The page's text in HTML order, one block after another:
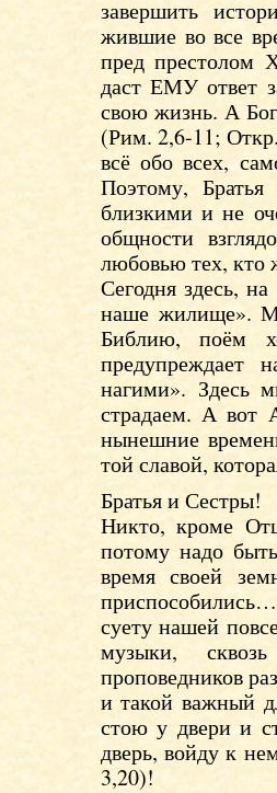
завершить
жившие во все
пред
даст ЕМУ ответ
свою жизнь. А
(Рим. 2,6-11;
всё обо всех,
Поэтому,
близкими и не
общности
любовью тех, кто
Сегодня здесь,
наше жилище».
Библию, поём
предупреждает
нагими». Здесь
страдаем. А вот
нынешние
той славой,
Братья и Сестры!
Никто, кроме
потому надо
время своей
суету нашей
музыки,
проповедников
и такой важный
стою у двери и
дверь, войду к
3,20)!